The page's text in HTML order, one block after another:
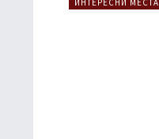
ИНТЕРЕСНИ МЕСТА